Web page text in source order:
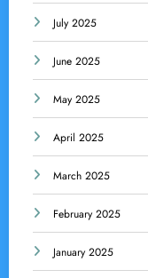
July 2025
June 2025
May 2025
April 2025
March 2025
February 2025
January 2025